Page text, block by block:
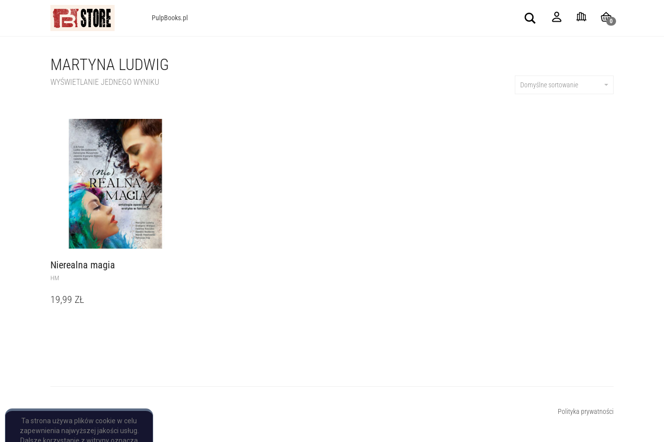
PulpBooks.pl Search
0
MARTYNA LUDWIG
WYŚWIETLANIE JEDNEGO WYNIKU Domyślne sortowanie
Nierealna magia
HM
19,99 ZŁ
Copyright © Pulp Books
Polityka prywatności
Ta strona używa plików cookie w celu
zapewnienia najwyższej jakości usług.